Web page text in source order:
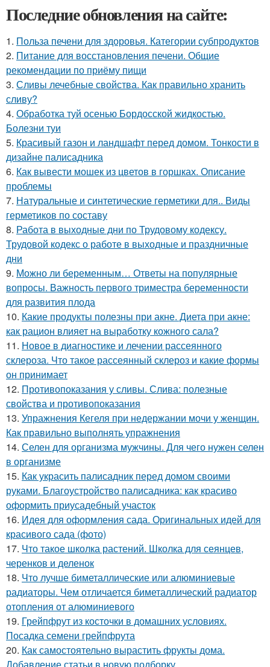
Последние обновления на сайте:
1. Польза печени для здоровья. Категории субпродуктов
2. Питание для восстановления печени. Общие
рекомендации по приёму пищи
3. Сливы лечебные свойства. Как правильно хранить
сливу?
4. Обработка туй осенью Бордосской жидкостью.
Болезни туи
5. Красивый газон и ландшафт перед домом. Тонкости в
дизайне палисадника
6. Как вывести мошек из цветов в горшках. Описание
проблемы
7. Натуральные и синтетические герметики для.. Виды
герметиков по составу
8. Работа в выходные дни по Трудовому кодексу.
Трудовой кодекс о работе в выходные и праздничные
дни
9. Можно ли беременным… Ответы на популярные
вопросы. Важность первого триместра беременности
для развития плода
10. Какие продукты полезны при акне. Диета при акне:
как рацион влияет на выработку кожного сала?
11. Новое в диагностике и лечении рассеянного
склероза. Что такое рассеянный склероз и какие формы
он принимает
12. Противопоказания у сливы. Слива: полезные
свойства и противопоказания
13. Упражнения Кегеля при недержании мочи у женщин.
Как правильно выполнять упражнения
14. Селен для организма мужчины. Для чего нужен селен
в организме
15. Как украсить палисадник перед домом своими
руками. Благоустройство палисадника: как красиво
оформить приусадебный участок
16. Идея для оформления сада. Оригинальных идей для
красивого сада (фото)
17. Что такое школка растений. Школка для сеянцев,
черенков и деленок
18. Что лучше биметаллические или алюминиевые
радиаторы. Чем отличается биметаллический радиатор
отопления от алюминиевого
19. Грейпфрут из косточки в домашних условиях.
Посадка семени грейпфрута
20. Как самостоятельно вырастить фрукты дома.